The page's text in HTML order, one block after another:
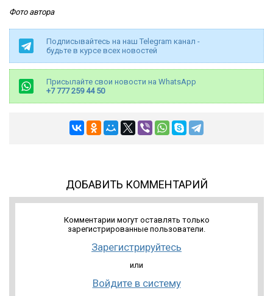
Фото автора
Подписывайтесь на наш Telegram канал -
будьте в курсе всех новостей
Присылайте свои новости на WhatsApp
+7 777 259 44 50
ДОБАВИТЬ КОММЕНТАРИЙ
Комментарии могут оставлять только
зарегистрированные пользователи.
Зарегистрируйтесь
или
Войдите в систему